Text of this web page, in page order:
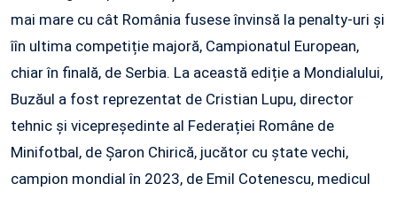
mai mare cu cât România fusese învinsă la penalty-uri și
îîn ultima competiție majoră, Campionatul European,
chiar în finală, de Serbia. La această ediție a Mondialului,
Buzăul a fost reprezentat de Cristian Lupu, director
tehnic și vicepreședinte al Federației Române de
Minifotbal, de Șaron Chirică, jucător cu ștate vechi,
campion mondial în 2023, de Emil Cotenescu, medicul